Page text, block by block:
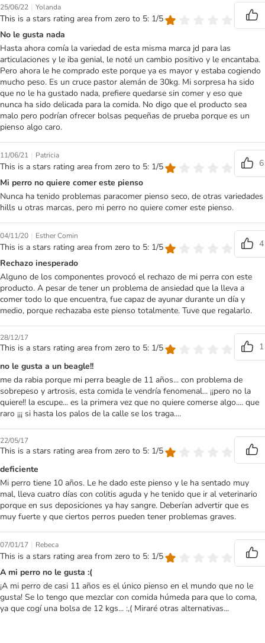
25/06/22 | Yolanda
This is a stars rating area from zero to 5: 1/5
No le gusta nada
Hasta ahora comía la variedad de esta misma marca jd para las
articulaciones y le iba genial, le noté un cambio positivo y le encantaba.
Pero ahora le he comprado este porque ya es mayor y estaba cogiendo
mucho peso. Es un cruce pastor alemán de 30kg. Mi sorpresa ha sido
que no le ha gustado nada, prefiere quedarse sin comer y eso que
nunca ha sido delicada para la comida. No digo que el producto sea
malo pero podrían ofrecer bolsas pequeñas de prueba porque es un
pienso algo caro.
11/06/21 | Patricia
This is a stars rating area from zero to 5: 1/5
6
Mi perro no quiere comer este pienso
Nunca ha tenido problemas paracomer pienso seco, de otras variedades
hills u otras marcas, pero mi perro no quiere comer este pienso.
04/11/20 | Esther Comin
This is a stars rating area from zero to 5: 1/5
4
Rechazo inesperado
Alguno de los componentes provocó el rechazo de mi perra con este
producto. A pesar de tener un problema de ansiedad que la lleva a
comer todo lo que encuentra, fue capaz de ayunar durante un día y
medio, porque rechazaba este pienso totalmente. Tuve que regalarlo.
28/12/17
This is a stars rating area from zero to 5: 1/5
1
no le gusta a un beagle!!
me da rabia porque mi perra beagle de 11 años... con problema de
sobrepeso y artrosis, esta comida le vendría fenomenal... ¡¡pero no la
quiere!! la escupe... es la primera vez que no quiere comerse algo.... que
raro ¡¡¡ si hasta los palos de la calle se los traga....
22/05/17
This is a stars rating area from zero to 5: 1/5
deficiente
Mi perro tiene 10 años. Le he dado este pienso y le ha sentado muy
mal, lleva cuatro días con colitis aguda y he tenido que ir al veterinario
porque en sus deposiciones ya hay sangre. Deberían advertir que es
muy fuerte y que ciertos perros pueden tener problemas graves.
07/01/17 | Rebeca
This is a stars rating area from zero to 5: 1/5
A mi perro no le gusta :(
¡A mi perro de casi 11 años es el único pienso en el mundo que no le
gusta! Se lo tengo que mezclar con comida húmeda para que lo coma,
ya que cogí una bolsa de 12 kgs... :,( Miraré otras alternativas...